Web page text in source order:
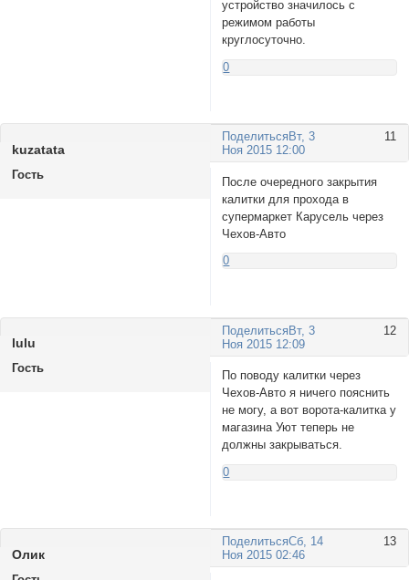
устройство значилось с
режимом работы
круглосуточно.
0
Поделиться 11
Вт, 3
Ноя 2015 12:00
kuzatata
Гость
После очередного закрытия
калитки для прохода в
супермаркет Карусель через
Чехов-Авто
0
Поделиться 12
Вт, 3
Ноя 2015 12:09
lulu
Гость
По поводу калитки через
Чехов-Авто я ничего пояснить
не могу, а вот ворота-калитка у
магазина Уют теперь не
должны закрываться.
0
Поделиться 13
Сб, 14
Ноя 2015 02:46
Олик